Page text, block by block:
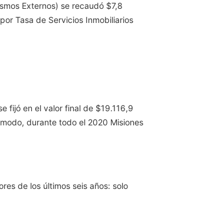
Externos) se recaudó $7,8
Tasa de Servicios Inmobiliarios
fijó en el valor final de $19.116,9
durante todo el 2020 Misiones
de los últimos seis años: solo